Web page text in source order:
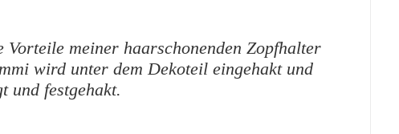
Vorteile meiner haarschonenden Zopfhalter
wird unter dem Dekoteil eingehakt und
und festgehakt.